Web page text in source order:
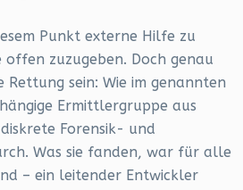
Punkt externe Hilfe zu
zuzugeben. Doch genau
Rettung sein: Wie im genannten
Ermittlergruppe aus
Forensik- und
Was sie fanden, war für alle
– ein leitender Entwickler